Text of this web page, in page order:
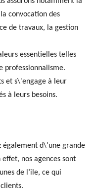
convocation des
de travaux, la gestion
essentielles telles
professionnalisme.
et s\'engage à leur
à leurs besoins.
également d\'une grande
nos agences sont
de l’ile, ce qui